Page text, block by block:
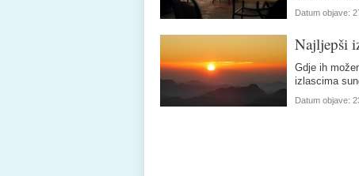
Datum objave:
Najljepši
Gdje ih
izlascima
Datum objave: